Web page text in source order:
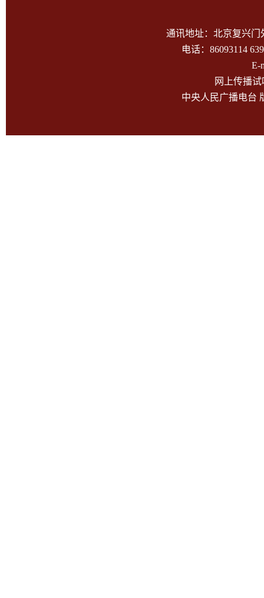
通讯地址：北京复兴门
电话：86093114
E-
网上传播
中央人民广播电台